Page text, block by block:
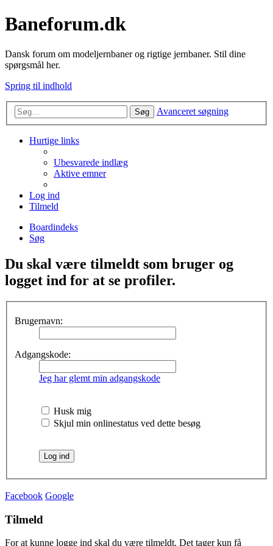
Baneforum.dk
Dansk forum om modeljernbaner og rigtige jernbaner. Stil dine
spørgsmål her.
Spring til indhold
Søg Avanceret søgning
Hurtige links
Ubesvarede indlæg
Aktive emner
Log ind
Tilmeld
Boardindeks
Søg
Du skal være tilmeldt som bruger og
logget ind for at se profiler.
Brugernavn:
Adgangskode:
Jeg har glemt min adgangskode
Husk mig
Skjul min onlinestatus ved dette besøg
Facebook Google
Tilmeld
For at kunne logge ind skal du være tilmeldt. Det tager kun få